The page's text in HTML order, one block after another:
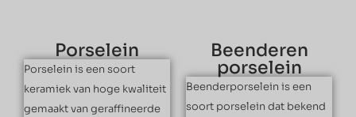
Porselein
Porselein is een soort
keramiek van hoge kwaliteit
gemaakt van geraffineerde
Beenderen
porselein
Beenderporselein is een
soort porselein dat bekend